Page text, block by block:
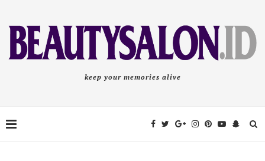
keep your memories alive